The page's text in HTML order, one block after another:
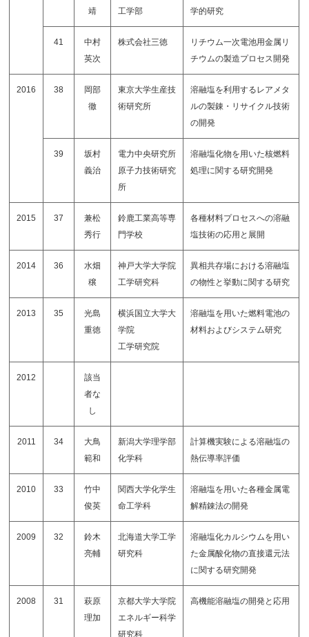
靖
工学部
学的研究
41
中村
英次
株式会社三徳
リチウム一次電池用金属リ
チウムの製造プロセス開発
2016 38
岡部
徹
東京大学生産技
術研究所
溶融塩を利用するレアメタ
ルの製錬・リサイクル技術
の開発
39
坂村
義治
電力中央研究所
原子力技術研究
所
溶融塩化物を用いた核燃料
処理に関する研究開発
2015 37
兼松
秀行
鈴鹿工業高等専
門学校
各種材料プロセスへの溶融
塩技術の応用と展開
2014 36
水畑
穣
神戸大学大学院
工学研究科
異相共存場における溶融塩
の物性と挙動に関する研究
2013 35
光島
重徳
横浜国立大学大
学院
工学研究院
溶融塩を用いた燃料電池の
材料およびシステム研究
2012
該当
者な
し
2011 34
大鳥
範和
新潟大学理学部
化学科
計算機実験による溶融塩の
熱伝導率評価
2010 33
竹中
俊英
関西大学化学生
命工学科
溶融塩を用いた各種金属電
解精錬法の開発
2009 32
鈴木
亮輔
北海道大学工学
研究科
溶融塩化カルシウムを用い
た金属酸化物の直接還元法
に関する研究開発
2008 31
萩原
理加
京都大学大学院
エネルギー科学
研究科
高機能溶融塩の開発と応用